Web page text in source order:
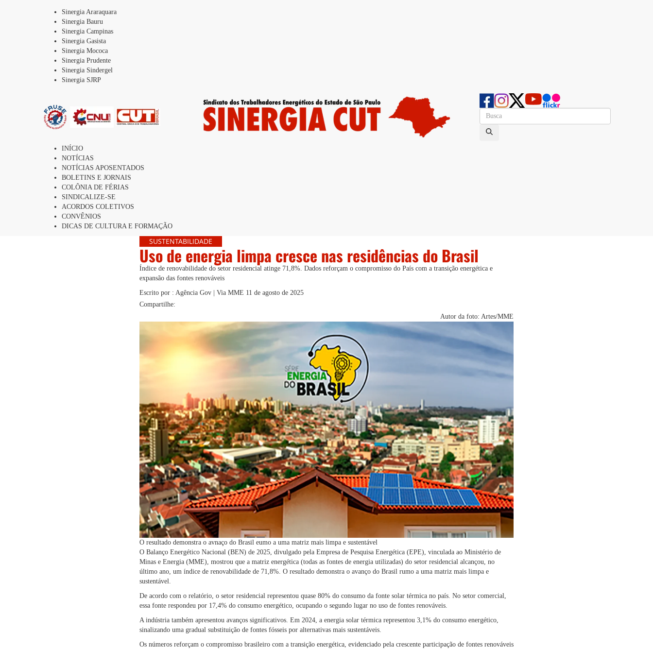
Sinergia Araraquara
Sinergia Bauru
Sinergia Campinas
Sinergia Gasista
Sinergia Mococa
Sinergia Prudente
Sinergia Sindergel
Sinergia SJRP
INÍCIO
NOTÍCIAS
NOTÍCIAS APOSENTADOS
BOLETINS E JORNAIS
COLÔNIA DE FÉRIAS
SINDICALIZE-SE
ACORDOS COLETIVOS
CONVÊNIOS
DICAS DE CULTURA E FORMAÇÃO
SUSTENTABILIDADE
Uso de energia limpa cresce nas residências do Brasil
Índice de renovabilidade do setor residencial atinge 71,8%. Dados reforçam o compromisso do País com a transição energética e
expansão das fontes renováveis
Escrito por : Agência Gov | Via MME 11 de agosto de 2025
Compartilhe:
Autor da foto: Artes/MME
O resultado demonstra o avnaço do Brasil eumo a uma matriz mais limpa e sustentável
O Balanço Energético Nacional (BEN) de 2025, divulgado pela Empresa de Pesquisa Energética (EPE), vinculada ao Ministério de
Minas e Energia (MME), mostrou que a matriz energética (todas as fontes de energia utilizadas) do setor residencial alcançou, no
último ano, um índice de renovabilidade de 71,8%. O resultado demonstra o avanço do Brasil rumo a uma matriz mais limpa e
sustentável.
De acordo com o relatório, o setor residencial representou quase 80% do consumo da fonte solar térmica no país. No setor comercial,
essa fonte respondeu por 17,4% do consumo energético, ocupando o segundo lugar no uso de fontes renováveis.
A indústria também apresentou avanços significativos. Em 2024, a energia solar térmica representou 3,1% do consumo energético,
sinalizando uma gradual substituição de fontes fósseis por alternativas mais sustentáveis.
Os números reforçam o compromisso brasileiro com a transição energética, evidenciado pela crescente participação de fontes renováveis